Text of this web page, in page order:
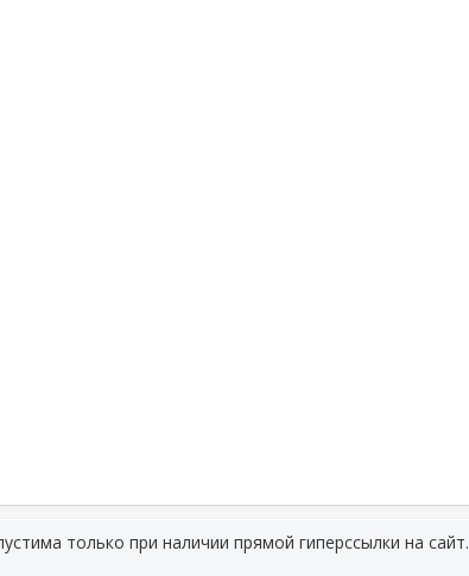
только при наличии прямой гиперссылки на сайт.